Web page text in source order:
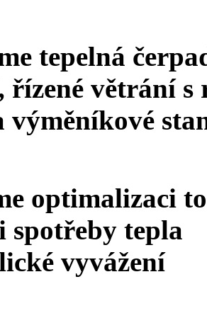
tepelná
řízené větrání
výměníkové
optimalizaci
spotřeby tepla
vyvážení